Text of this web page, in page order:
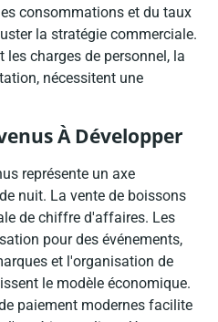
consommations et du taux
la stratégie commerciale.
charges de personnel, la
nécessitent une
À Développer
représente un axe
nuit. La vente de boissons
de chiffre d'affaires. Les
pour des événements,
et l'organisation de
le modèle économique.
paiement modernes facilite